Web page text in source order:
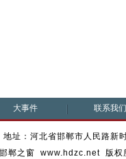
大事件 联系我们
地址：河北省邯郸市人民路
邯郸之窗 www.hdzc.net 版权